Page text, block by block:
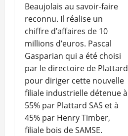
Beaujolais au savoir-faire
reconnu. Il réalise un
chiffre d’affaires de 10
millions d’euros. Pascal
Gasparian qui a été choisi
par le directoire de Plattard
pour diriger cette nouvelle
filiale industrielle détenue à
55% par Plattard SAS et à
45% par Henry Timber,
filiale bois de SAMSE.